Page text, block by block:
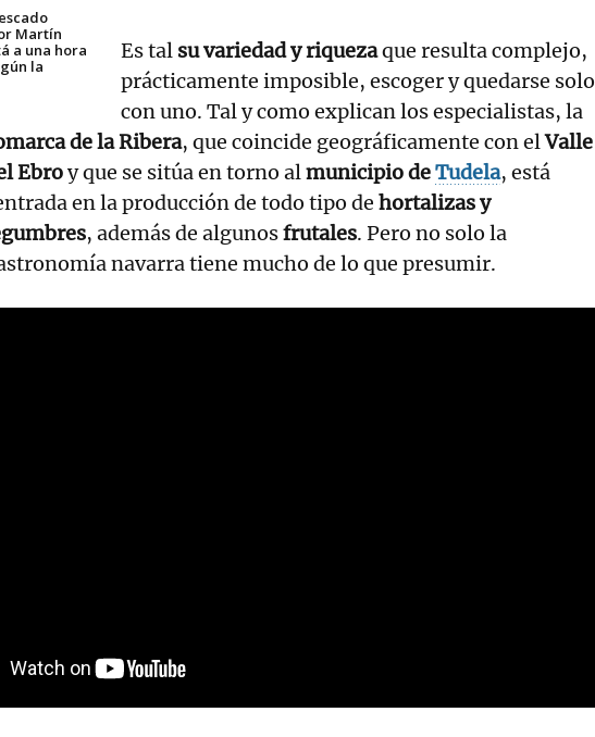
Martín
a una hora
la
Es tal su variedad y riquezaque resulta complejo,
prácticamente imposible, escoger y quedarse solo
con uno. Tal y como explican los especialistas, la
de la Ribera, que coincide geográficamente con elValle
Ebroy que se sitúa en torno almunicipio deTudela, está
en la producción de todo tipo de hortalizas y
, además de algunosfrutales. Pero no solo la
navarra tiene mucho de lo que presumir.